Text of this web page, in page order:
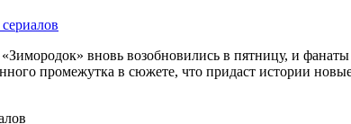
вновь возобновились в пятницу, и фанаты
промежутка в сюжете, что придаст истории